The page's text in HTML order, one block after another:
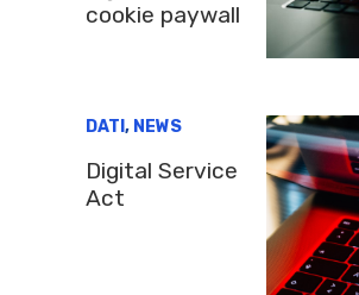
cookie paywall
DATI , NEWS
Digital Service
Act